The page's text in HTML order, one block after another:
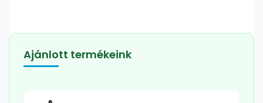
Ajánlott termékeink